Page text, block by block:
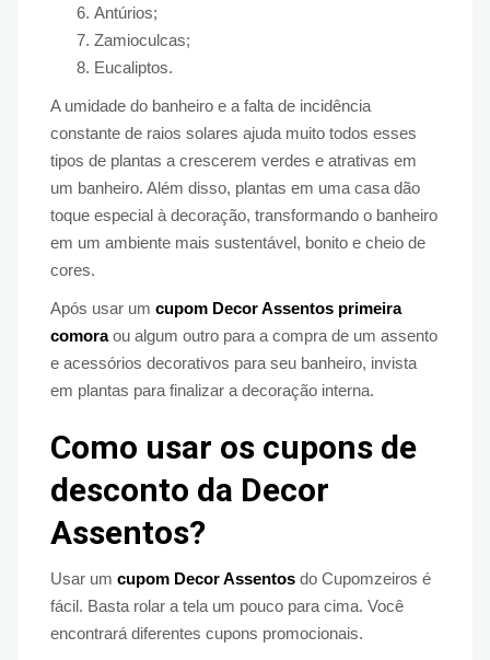
Antúrios;
Zamioculcas;
Eucaliptos.
A umidade do banheiro e a falta de incidência
constante de raios solares ajuda muito todos esses
tipos de plantas a crescerem verdes e atrativas em
um banheiro. Além disso, plantas em uma casa dão
toque especial à decoração, transformando o banheiro
em um ambiente mais sustentável, bonito e cheio de
cores.
Após usar um cupom Decor Assentos primeira
comoraou algum outro para a compra de um assento
e acessórios decorativos para seu banheiro, invista
em plantas para finalizar a decoração interna.
Como usar os cupons de
desconto da Decor
Assentos?
Usar um cupom Decor Assentos do Cupomzeiros é
fácil. Basta rolar a tela um pouco para cima. Você
encontrará diferentes cupons promocionais.